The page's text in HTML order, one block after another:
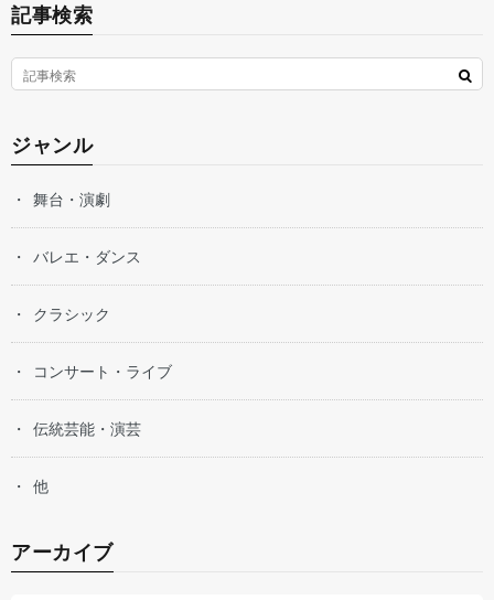
記事検索
ジャンル
舞台・演劇
バレエ・ダンス
クラシック
コンサート・ライブ
伝統芸能・演芸
他
アーカイブ